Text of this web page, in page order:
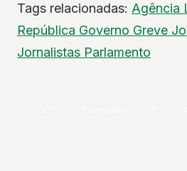
Tags relacionadas: Agência
República Governo Greve
Jornalistas Parlamento